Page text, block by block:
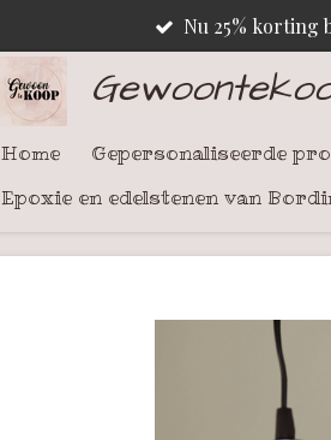
Nu 25% korting
Home Gepersonaliseerde
Epoxie en edelstenen van